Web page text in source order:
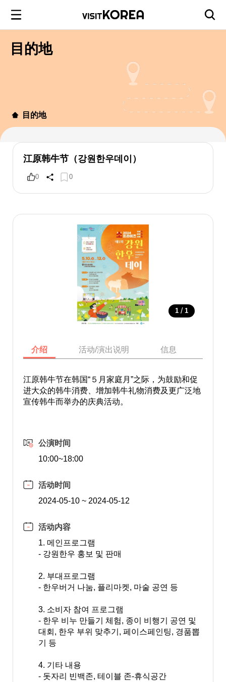
目的地
目的地
江原韩牛节（강원한우데이）
0 0
1 / 1
介绍 活动/演出说明 信息
江原韩牛节在韩国“５月家庭月”之际，为鼓励和促
进大众的韩牛消费、增加韩牛礼物消费及更广泛地
宣传韩牛而举办的庆典活动。
公演时间
10:00~18:00
活动时间
2024-05-10 ~ 2024-05-12
活动内容
1. 메인프로그램
- 강원한우 홍보 및 판매
2. 부대프로그램
- 한우버거 나눔, 플리마켓, 마술 공연 등
3. 소비자 참여 프로그램
- 한우 비누 만들기 체험, 종이 비행기 공연 및
대회, 한우 부위 맞추기, 페이스페인팅, 경품뽑
기 등
4. 기타 내용
- 돗자리 빈백존, 테이블 존-휴식공간